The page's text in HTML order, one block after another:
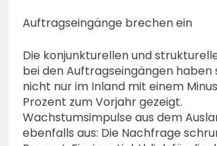
Auftragseingänge brechen ein
Die konjunkturellen und
bei den Auftragseingängen haben
nicht nur im Inland mit einem
Prozent zum Vorjahr gezeigt.
Wachstumsimpulse aus dem
ebenfalls aus: Die Nachfrage